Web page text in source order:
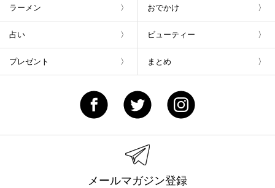
ラーメン おでかけ
占い ビューティー
プレゼント まとめ
メールマガジン登録